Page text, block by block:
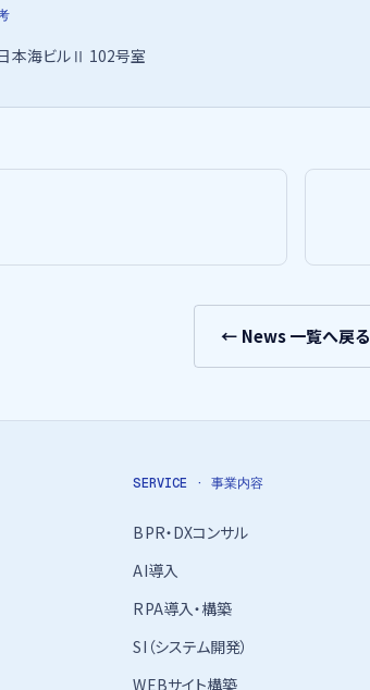
本海ビルⅡ 102号室
← News 一覧へ戻る
SERVICE · 事業内容
BPR・DXコンサル
AI導入
RPA導入・構築
SI（システム開発）
WEBサイト構築